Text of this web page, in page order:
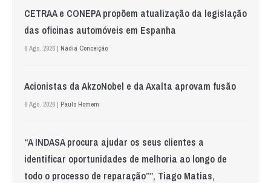
CETRAA e CONEPA propõem atualização da legislação
das oficinas automóveis em Espanha
6 Ago. 2026 | Nádia Conceição
Acionistas da AkzoNobel e da Axalta aprovam fusão
6 Ago. 2026 | Paulo Homem
“A INDASA procura ajudar os seus clientes a
identificar oportunidades de melhoria ao longo de
todo o processo de reparação””, Tiago Matias,